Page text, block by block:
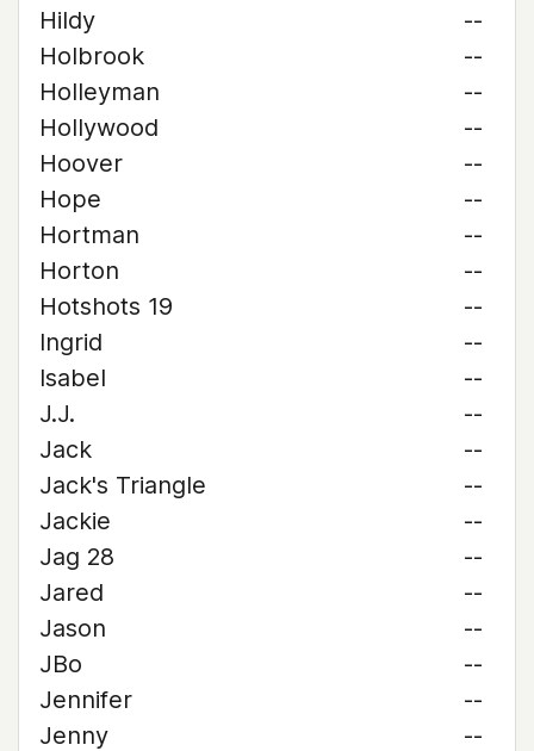
Hildy
--
Holbrook
--
Holleyman
--
Hollywood
--
Hoover
--
Hope
--
Hortman
--
Horton
--
Hotshots 19
--
Ingrid
--
Isabel
--
J.J.
--
Jack
--
Jack's Triangle
--
Jackie
--
Jag 28
--
Jared
--
Jason
--
JBo
--
Jennifer
--
Jenny
--